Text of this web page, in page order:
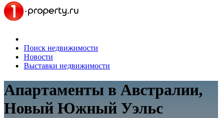
Поиск недвижимости
Новости
Выставки недвижимости
Апартаменты в Австралии,
Новый Южный Уэльс